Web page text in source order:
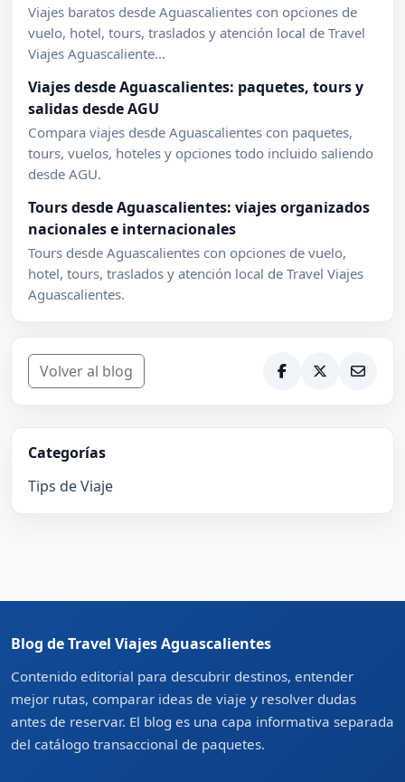
Viajes baratos desde Aguascalientes con opciones de
vuelo, hotel, tours, traslados y atención local de Travel
Viajes Aguascaliente...
Viajes desde Aguascalientes: paquetes, tours y
salidas desde AGU
Compara viajes desde Aguascalientes con paquetes,
tours, vuelos, hoteles y opciones todo incluido saliendo
desde AGU.
Tours desde Aguascalientes: viajes organizados
nacionales e internacionales
Tours desde Aguascalientes con opciones de vuelo,
hotel, tours, traslados y atención local de Travel Viajes
Aguascalientes.
Volver al blog
Categorías
Tips de Viaje
Blog de Travel Viajes Aguascalientes
Contenido editorial para descubrir destinos, entender
mejor rutas, comparar ideas de viaje y resolver dudas
antes de reservar. El blog es una capa informativa separada
del catálogo transaccional de paquetes.